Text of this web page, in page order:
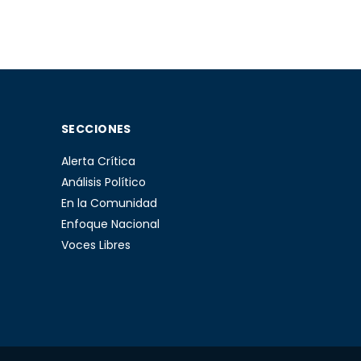
SECCIONES
Alerta Crítica
Análisis Político
En la Comunidad
Enfoque Nacional
Voces Libres